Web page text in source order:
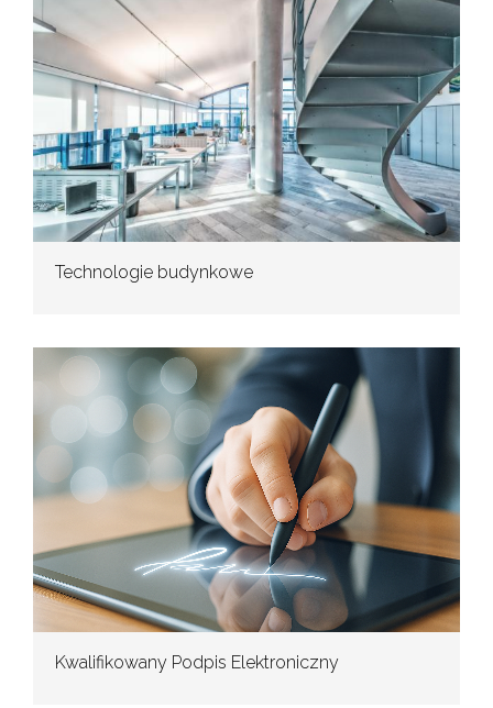
Technologie budynkowe
Kwalifikowany Podpis Elektroniczny